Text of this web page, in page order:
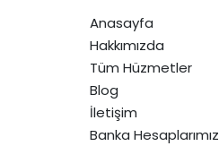
Anasayfa
Hakkımızda
Tüm Hüzmetler
Blog
İletişim
Banka Hesaplarımız